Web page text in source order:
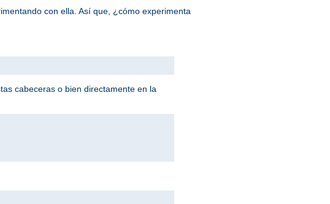
con ella. Así que, ¿cómo experimenta
cabeceras o bien directamente en la